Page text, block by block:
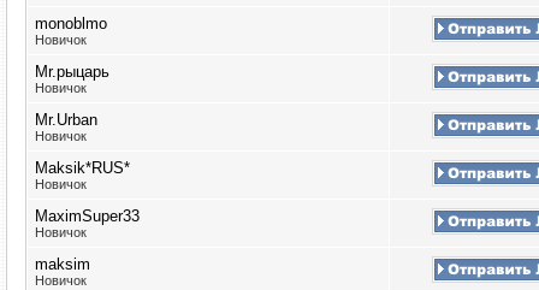
monoblmo
Новичок
Mr.рыцарь
Новичок
Mr.Urban
Новичок
Maksik*RUS*
Новичок
MaximSuper33
Новичок
maksim
Новичок